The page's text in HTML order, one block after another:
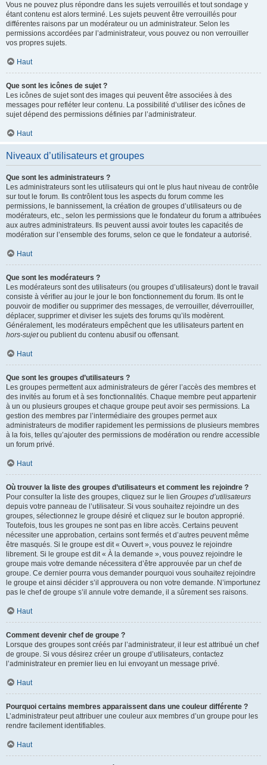
Vous ne pouvez plus répondre dans les sujets verrouillés et tout sondage y
étant contenu est alors terminé. Les sujets peuvent être verrouillés pour
différentes raisons par un modérateur ou un administrateur. Selon les
permissions accordées par l’administrateur, vous pouvez ou non verrouiller
vos propres sujets.
Haut
Que sont les icônes de sujet ?
Les icônes de sujet sont des images qui peuvent être associées à des
messages pour refléter leur contenu. La possibilité d’utiliser des icônes de
sujet dépend des permissions définies par l’administrateur.
Haut
Niveaux d’utilisateurs et groupes
Que sont les administrateurs ?
Les administrateurs sont les utilisateurs qui ont le plus haut niveau de contrôle
sur tout le forum. Ils contrôlent tous les aspects du forum comme les
permissions, le bannissement, la création de groupes d’utilisateurs ou de
modérateurs, etc., selon les permissions que le fondateur du forum a attribuées
aux autres administrateurs. Ils peuvent aussi avoir toutes les capacités de
modération sur l’ensemble des forums, selon ce que le fondateur a autorisé.
Haut
Que sont les modérateurs ?
Les modérateurs sont des utilisateurs (ou groupes d’utilisateurs) dont le travail
consiste à vérifier au jour le jour le bon fonctionnement du forum. Ils ont le
pouvoir de modifier ou supprimer des messages, de verrouiller, déverrouiller,
déplacer, supprimer et diviser les sujets des forums qu’ils modèrent.
Généralement, les modérateurs empêchent que les utilisateurs partent en
hors-sujetou publient du contenu abusif ou offensant.
Haut
Que sont les groupes d’utilisateurs ?
Les groupes permettent aux administrateurs de gérer l’accès des membres et
des invités au forum et à ses fonctionnalités. Chaque membre peut appartenir
à un ou plusieurs groupes et chaque groupe peut avoir ses permissions. La
gestion des membres par l’intermédiaire des groupes permet aux
administrateurs de modifier rapidement les permissions de plusieurs membres
à la fois, telles qu’ajouter des permissions de modération ou rendre accessible
un forum privé.
Haut
Où trouver la liste des groupes d’utilisateurs et comment les rejoindre ?
Pour consulter la liste des groupes, cliquez sur le lien Groupes d’utilisateurs
depuis votre panneau de l’utilisateur. Si vous souhaitez rejoindre un des
groupes, sélectionnez le groupe désiré et cliquez sur le bouton approprié.
Toutefois, tous les groupes ne sont pas en libre accès. Certains peuvent
nécessiter une approbation, certains sont fermés et d’autres peuvent même
être masqués. Si le groupe est dit « Ouvert », vous pouvez le rejoindre
librement. Si le groupe est dit « À la demande », vous pouvez rejoindre le
groupe mais votre demande nécessitera d’être approuvée par un chef de
groupe. Ce dernier pourra vous demander pourquoi vous souhaitez rejoindre
le groupe et ainsi décider s’il approuvera ou non votre demande. N’importunez
pas le chef de groupe s’il annule votre demande, il a sûrement ses raisons.
Haut
Comment devenir chef de groupe ?
Lorsque des groupes sont créés par l’administrateur, il leur est attribué un chef
de groupe. Si vous désirez créer un groupe d’utilisateurs, contactez
l’administrateur en premier lieu en lui envoyant un message privé.
Haut
Pourquoi certains membres apparaissent dans une couleur différente ?
L’administrateur peut attribuer une couleur aux membres d’un groupe pour les
rendre facilement identifiables.
Haut